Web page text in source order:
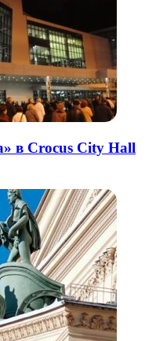
в Crocus City Hall